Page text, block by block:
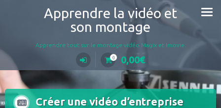
Apprendre la vidéo et
son montage
Apprendre tout sur le montage vidéo Magix et Imovie.
0 0,00€
Créer une vidéo d’entreprise